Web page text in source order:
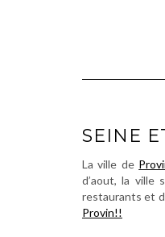
SEINE
La ville de
d’aout, la ville
restaurants et
Provin!!